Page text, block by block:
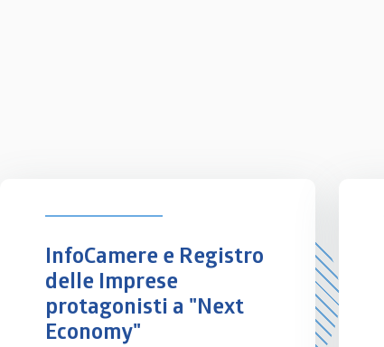
InfoCamere e Registro
delle Imprese
protagonisti a "Next
Economy"